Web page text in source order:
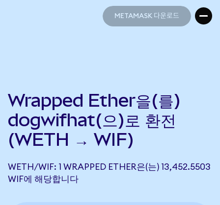
METAMASK 다운로드
Wrapped Ether을(를)
dogwifhat(으)로 환전
(WETH → WIF)
WETH/WIF: 1 WRAPPED ETHER은(는) 13,452.5503
WIF에 해당합니다